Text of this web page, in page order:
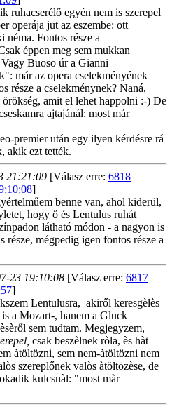
ruhacserélő egyén nem is szerepel
operája jut az eszembe: ott
néma. Fontos része a
éppen meg sem mukkan
Buoso úr a Gianni
már az opera cselekményének
része a cselekménynek? Naná,
amit el lehet happolni :-) De
ajtajánál: most már
premier után egy ilyen kérdésre rá
akik ezt tették.
21:21:09 [Válasz erre: 6818
]
benne van, ahol kiderül,
hogy ő és Lentulus ruhát
látható módon - a nagyon is
része, mégpedig igen fontos része a
23 19:10:08 [Válasz erre: 6817
]
Lentulusra, akiről keresgèlès
a Mozart-, hanem a Gluck
sem tudtam. Megjegyzem,
csak beszèlnek ròla, ès hàt
àtöltözni, sem nem-àtöltözni nem
szereplőnek valòs àtöltözèse, de
kulcsnàl: "most màr